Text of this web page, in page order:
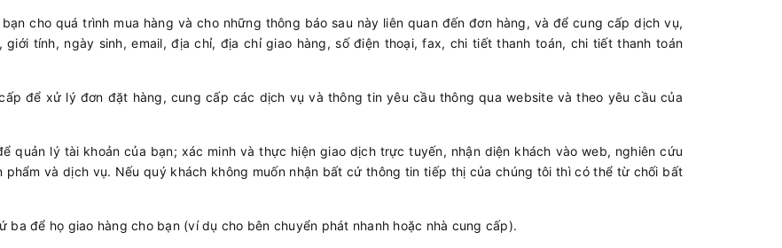
cho quá trình mua hàng và cho những thông báo sau này liên quan đến đơn hàng, và để cung cấp dịch vụ,
tính, ngày sinh, email, địa chỉ, địa chỉ giao hàng, số điện thoại, fax, chi tiết thanh toán, chi tiết thanh toán
để xử lý đơn đặt hàng, cung cấp các dịch vụ và thông tin yêu cầu thông qua website và theo yêu cầu của
quản lý tài khoản của bạn; xác minh và thực hiện giao dịch trực tuyến, nhận diện khách vào web, nghiên cứu
và dịch vụ. Nếu quý khách không muốn nhận bất cứ thông tin tiếp thị của chúng tôi thì có thể từ chối bất
để họ giao hàng cho bạn (ví dụ cho bên chuyển phát nhanh hoặc nhà cung cấp).